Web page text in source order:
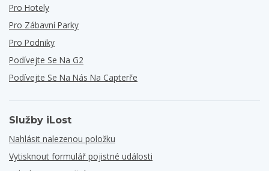
Pro Hotely
Pro Zábavní Parky
Pro Podniky
Podívejte Se Na G2
Podívejte Se Na Nás Na Capterře
Služby iLost
Nahlásit nalezenou položku
Vytisknout formulář pojistné události